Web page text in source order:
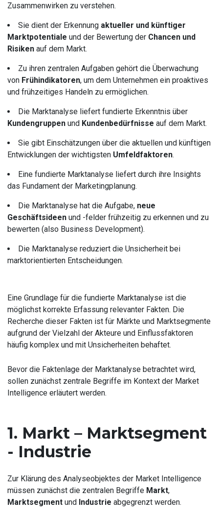
Zusammenwirken zu verstehen.
Sie dient der Erkennung aktueller und künftiger
Marktpotentiale und der Bewertung der Chancen und
Risiken auf dem Markt.
Zu ihren zentralen Aufgaben gehört die Überwachung
von Frühindikatoren, um dem Unternehmen ein proaktives
und frühzeitiges Handeln zu ermöglichen.
Die Marktanalyse liefert fundierte Erkenntnis über
Kundengruppen und Kundenbedürfnisse auf dem Markt.
Sie gibt Einschätzungen über die aktuellen und künftigen
Entwicklungen der wichtigsten Umfeldfaktoren.
Eine fundierte Marktanalyse liefert durch ihre Insights
das Fundament der Marketingplanung.
Die Marktanalyse hat die Aufgabe, neue
Geschäftsideen und -felder frühzeitig zu erkennen und zu
bewerten (also Business Development).
Die Marktanalyse reduziert die Unsicherheit bei
marktorientierten Entscheidungen.
Eine Grundlage für die fundierte Marktanalyse ist die
möglichst korrekte Erfassung relevanter Fakten. Die
Recherche dieser Fakten ist für Märkte und Marktsegmente
aufgrund der Vielzahl der Akteure und Einflussfaktoren
häufig komplex und mit Unsicherheiten behaftet.
Bevor die Faktenlage der Marktanalyse betrachtet wird,
sollen zunächst zentrale Begriffe im Kontext der Market
Intelligence erläutert werden.
1. Markt – Marktsegment
- Industrie
Zur Klärung des Analyseobjektes der Market Intelligence
müssen zunächst die zentralen Begriffe Markt,
Marktsegment und Industrie abgegrenzt werden.